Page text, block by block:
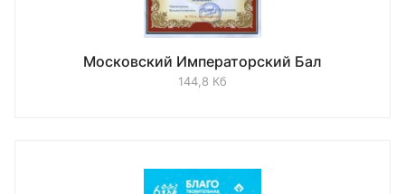
Московский Императорский Бал
144,8 Кб